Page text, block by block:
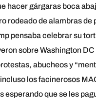
hacer gárgaras boca
rodeado de alambras de
pensaba celebrar su
sobre Washington
abucheos y
los facinerosos
esperando que se les